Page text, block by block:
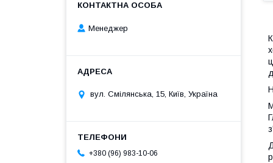
Менеджер
вул. Смілянська, 15, Київ, Україна
+380 (96) 983-10-06